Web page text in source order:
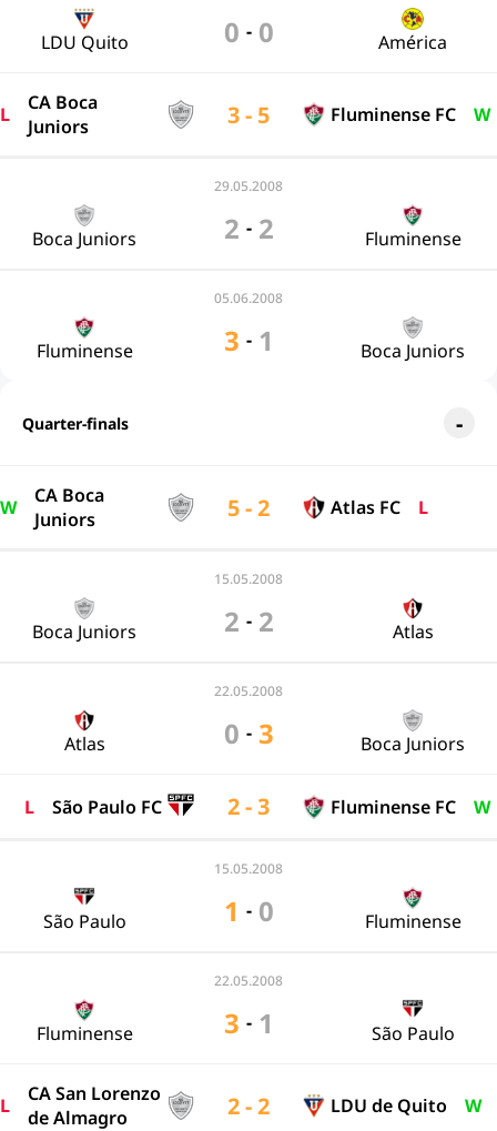
LDU Quito 0 - 0 América
L
CA Boca
Juniors
3 - 5 Fluminense FC W
29.05.2008
Boca Juniors 2 - 2 Fluminense
05.06.2008
Fluminense 3 - 1 Boca Juniors
Quarter-finals
W
CA Boca
Juniors
5 - 2 Atlas FC L
15.05.2008
Boca Juniors 2 - 2 Atlas
22.05.2008
Atlas 0 - 3 Boca Juniors
L São Paulo FC 2 - 3 Fluminense FC W
15.05.2008
São Paulo 1 - 0 Fluminense
22.05.2008
Fluminense 3 - 1 São Paulo
L
CA San Lorenzo
de Almagro
2 - 2 LDU de Quito W